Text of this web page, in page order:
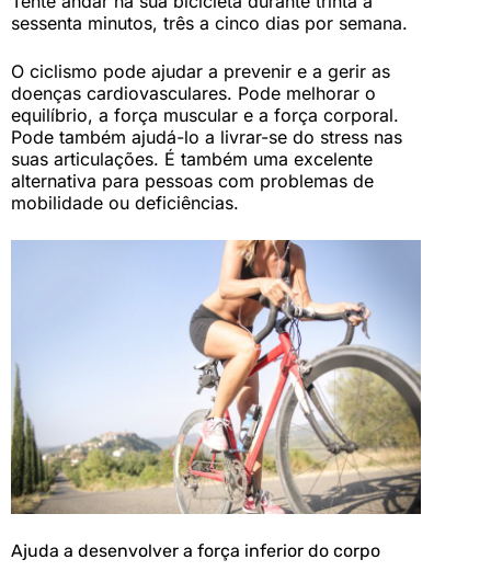
sessenta minutos, três a cinco dias por semana.
O ciclismo pode ajudar a prevenir e a gerir as
doenças cardiovasculares. Pode melhorar o
equilíbrio, a força muscular e a força corporal.
Pode também ajudá-lo a livrar-se do stress nas
suas articulações. É também uma excelente
alternativa para pessoas com problemas de
mobilidade ou deficiências.
Ajuda a desenvolver a força inferior do corpo